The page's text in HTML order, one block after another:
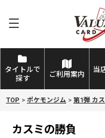
タイトルで
探す
ご利用案内
当
TOP > ポケモンジム > 第1弾 カ
カスミの勝負